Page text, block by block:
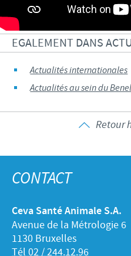
EGALEMENT DANS
Actualités internationales
Actualités au sein du
Retour
CONTACT
Ceva Santé Animale S.A.
Avenue de la Métrologie 6
1130 Bruxelles
Tél 02 / 244.12.96